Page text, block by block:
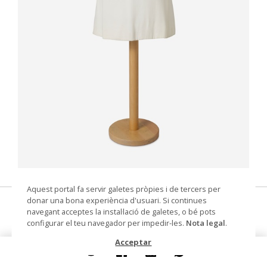
© Santa Eulalia – Tots els drets reservats - Pérez
de Tudela, Bernat
Vestit de còctel
Autoria Santa Eulalia (Marca)
Aquest portal fa servir galetes pròpies i de tercers per
donar una bona experiència d'usuari. Si continues
navegant acceptes la instal·lació de galetes, o bé pots
configurar el teu navegador per impedir-les. Nota legal.
Acceptar